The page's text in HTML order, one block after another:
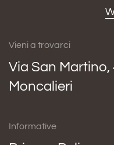
Vieni a trovarci
Via San Martino,
Moncalieri
Informative